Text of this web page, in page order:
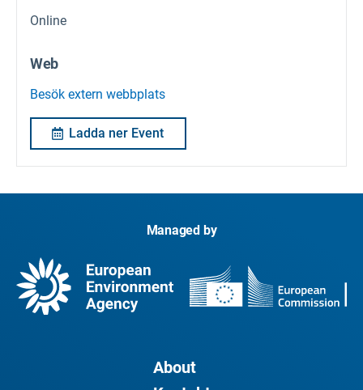
Online
Web
Besök extern webbplats
Ladda ner Event
Managed by
About